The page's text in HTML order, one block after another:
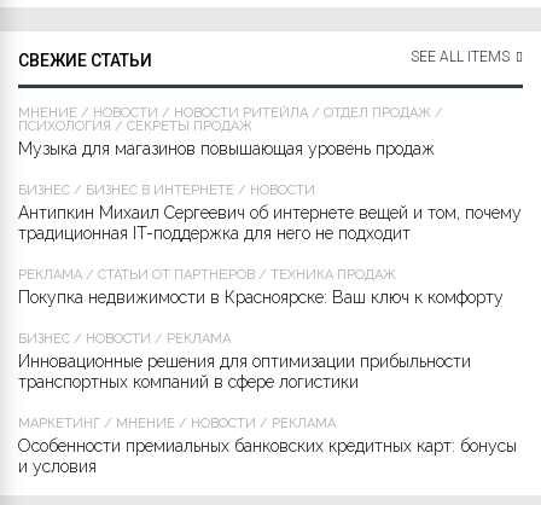
СВЕЖИЕ СТАТЬИ SEE ALL ITEMS
МНЕНИЕ / НОВОСТИ / НОВОСТИ РИТЕЙЛА / ОТДЕЛ ПРОДАЖ /
ПСИХОЛОГИЯ / СЕКРЕТЫ ПРОДАЖ
Музыка для магазинов повышающая уровень продаж
БИЗНЕС / БИЗНЕС В ИНТЕРНЕТЕ / НОВОСТИ
Антипкин Михаил Сергеевич об интернете вещей и том, почему
традиционная IT-поддержка для него не подходит
РЕКЛАМА / СТАТЬИ ОТ ПАРТНЁРОВ / ТЕХНИКА ПРОДАЖ
Покупка недвижимости в Красноярске: Ваш ключ к комфорту
БИЗНЕС / НОВОСТИ / РЕКЛАМА
Инновационные решения для оптимизации прибыльности
транспортных компаний в сфере логистики
МАРКЕТИНГ / МНЕНИЕ / НОВОСТИ / РЕКЛАМА
Особенности премиальных банковских кредитных карт: бонусы
и условия